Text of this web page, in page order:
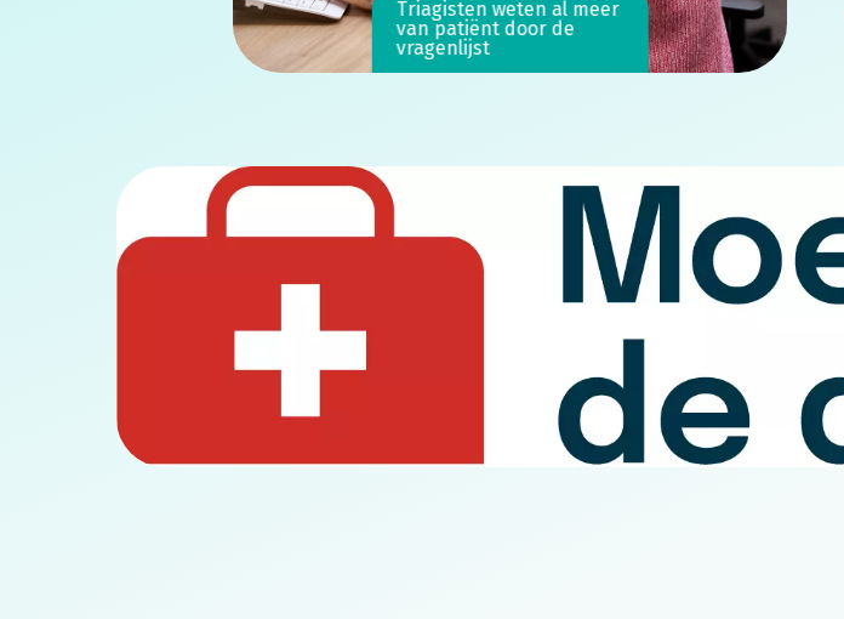
Triagisten weten al meer
van patiënt door de
vragenlijst